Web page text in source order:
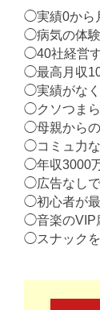
◯実績0から
◯病気の体
◯40社経営
◯最高月収
◯実績がな
◯クソつまら
◯母親から
◯コミュ力
◯年収3000
◯広告なし
◯初心者が最
◯音楽のVIP
◯スナック